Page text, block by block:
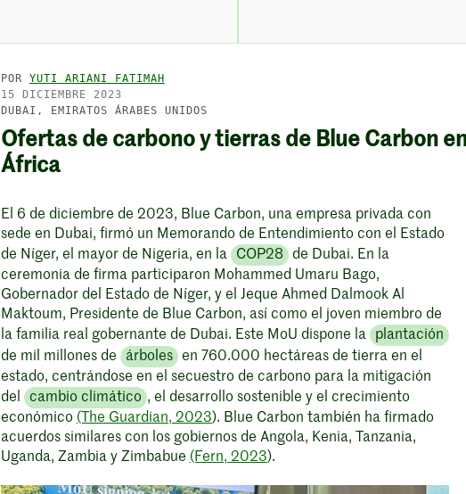
POR YUTI ARIANI FATIMAH
15 DICIEMBRE 2023
DUBAI, EMIRATOS ÁRABES UNIDOS
Ofertas de carbono y tierras de Blue Carbon
África
El 6 de diciembre de 2023, Blue Carbon, una empresa privada con
sede en Dubai, firmó un Memorando de Entendimiento con el Estado
de Níger, el mayor de Nigeria, en la
COP28 de Dubai. En la
ceremonia de firma participaron Mohammed Umaru Bago,
Gobernador del Estado de Níger, y el Jeque Ahmed Dalmook Al
Maktoum, Presidente de Blue Carbon, así como el joven miembro de
la familia real gobernante de Dubai. Este MoU dispone la
plantación
de mil millones de
árboles en 760.000 hectáreas de tierra en el
estado, centrándose en el secuestro de carbono para la mitigación
del
cambio climático , el desarrollo sostenible y el crecimiento
económico (The Guardian, 2023). Blue Carbon también ha firmado
acuerdos similares con los gobiernos de Angola, Kenia, Tanzania,
Uganda, Zambia y Zimbabue (Fern, 2023).